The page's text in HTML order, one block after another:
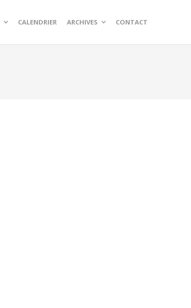
CALENDRIER ARCHIVES CONTACT